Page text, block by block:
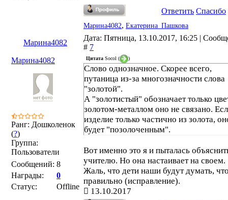
Ответить Спасибо
Марина4082, Екатерина_Пашкова
Марина4082
Дата: Пятница, 13.10.2017, 16:25 |
# 7
Марина4082
Ранг: Дошколенок
(?)
Группа:
Пользователи
Сообщений: 8
Награды:
0
Статус:
Offline
Цитата Socol ( )
Слово однозначное. Скорее всего,
путаница из-за многозначности слова
"золотой".
А "золотистый" обозначает только
золотом-металлом оно не связано.
изделие только частично из золота,
будет "позолоченным".
Вот именно это я и пыталась
учителю. Но она настаивает на своем.
Жаль, что дети наши будут думать,
правильно (исправление).
13.10.2017